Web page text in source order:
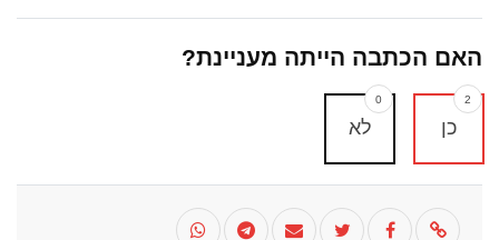
האם הכתבה הייתה מעניינת?
כן
2
לא
0